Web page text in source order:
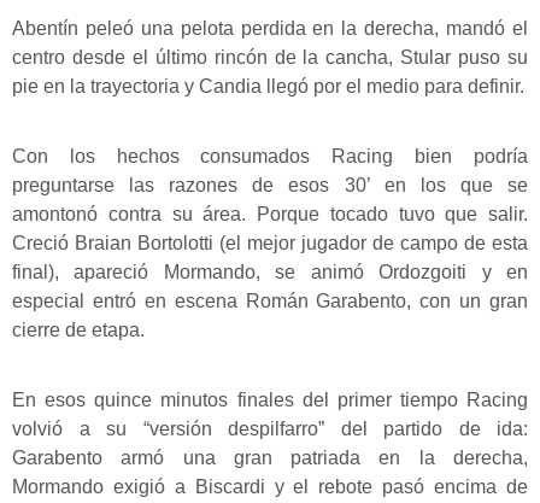
Abentín peleó una pelota perdida en la derecha, mandó el
centro desde el último rincón de la cancha, Stular puso su
pie en la trayectoria y Candia llegó por el medio para definir.
Con los hechos consumados Racing bien podría
preguntarse las razones de esos 30’ en los que se
amontonó contra su área. Porque tocado tuvo que salir.
Creció Braian Bortolotti (el mejor jugador de campo de esta
final), apareció Mormando, se animó Ordozgoiti y en
especial entró en escena Román Garabento, con un gran
cierre de etapa.
En esos quince minutos finales del primer tiempo Racing
volvió a su “versión despilfarro” del partido de ida:
Garabento armó una gran patriada en la derecha,
Mormando exigió a Biscardi y el rebote pasó encima de